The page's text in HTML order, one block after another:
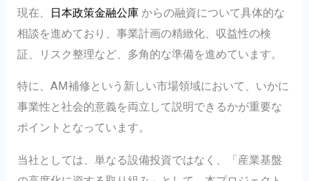
現在、 日本政策金融公庫 からの融資について具体的な
相談を進めており、事業計画の精緻化、収益性の検
証、リスク整理など、多角的な準備を進めています。
特に、AM補修という新しい市場領域において、いかに
事業性と社会的意義を両立して説明できるかが重要な
ポイントとなっています。
当社としては、単なる設備投資ではなく、「産業基盤